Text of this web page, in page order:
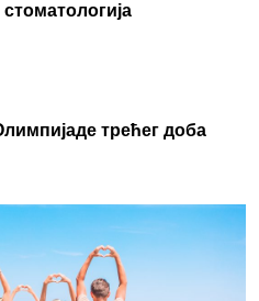
трећег доба